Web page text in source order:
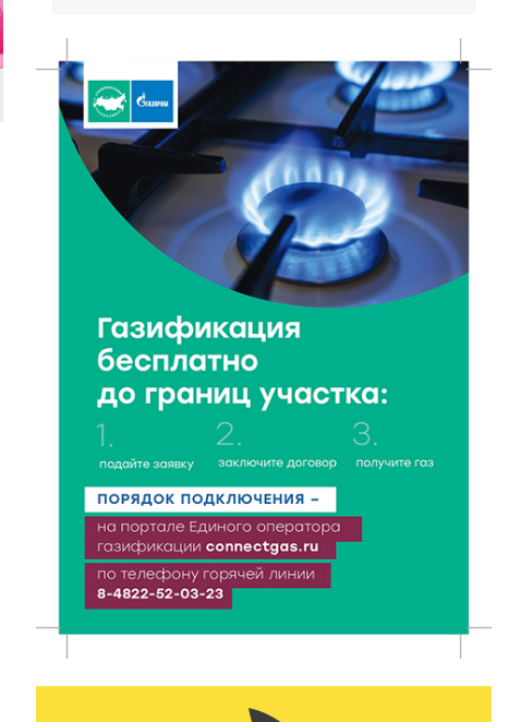
67
Исследование: ежемесячная смена категорий
кешбэка создает волны спроса
6 Авг 2026 16:28 167
Тверские «Романтики» покорили Витебск своей
хореографией
Виталий Королев наградил строителей и
анонсировал новые проекты
6 Авг 2026 16:02 74
Объем выдачи ипотеки в России вырос на 38%
6 Авг 2026 16:01 114
Калининские футболисты представят Тверскую
область на всероссийском марафоне «Земля
спорта»
Голубев проверил школы и детсады Зубцова к 1